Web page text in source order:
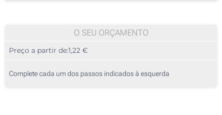
Impressão Digital (Parte superior)
50
125
O SEU ORÇAMENTO
Preço a partir de:1,22 €
Complete cada um dos passos indicados à esquerda